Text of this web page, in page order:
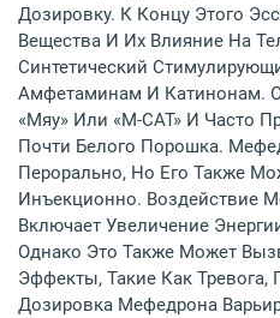
Дозировку. К Концу Этого
Вещества И Их Влияние На
Синтетический
Амфетаминам И Катинонам.
«мяу» Или «M-CAT» И Часто
Почти Белого Порошка.
Перорально, Но Его Также
Инъекционно. Воздействие
Включает Увеличение
Однако Это Также Может
Эффекты, Такие Как
Дозировка Мефедрона